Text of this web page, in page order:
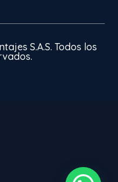
S.A.S. Todos los